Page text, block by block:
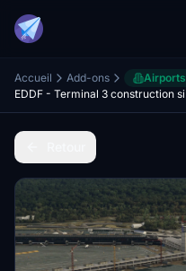
Accueil Add-ons Airports